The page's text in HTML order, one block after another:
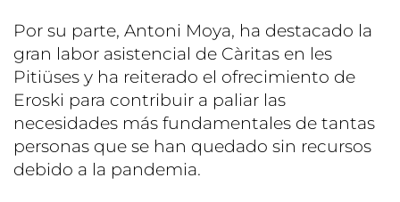
Por su parte, Antoni Moya, ha destacado la
gran labor asistencial de Càritas en les
Pitiüses y ha reiterado el ofrecimiento de
Eroski para contribuir a paliar las
necesidades más fundamentales de tantas
personas que se han quedado sin recursos
debido a la pandemia.